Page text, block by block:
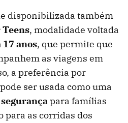
disponibilizada também
, modalidade voltada
17 anos, que permite que
as viagens em
a preferência por
ser usada como uma
para famílias
para as corridas dos